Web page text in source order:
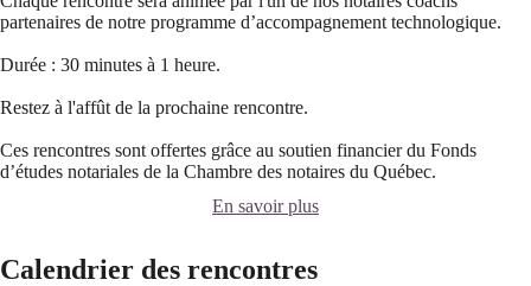
partenaires de notre programme d’accompagnement technologique.
Durée : 30 minutes à 1 heure.
Restez à l'affût de la prochaine rencontre.
Ces rencontres sont offertes grâce au soutien financier du Fonds
d’études notariales de la Chambre des notaires du Québec.
En savoir plus
Calendrier des rencontres